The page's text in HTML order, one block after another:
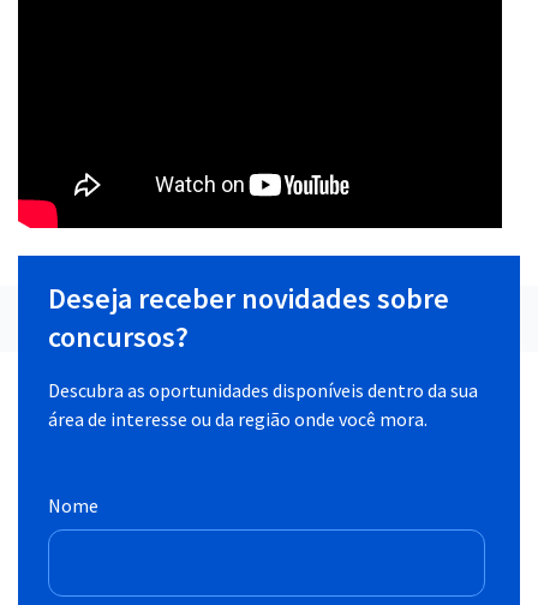
Deseja receber novidades sobre
concursos?
Descubra as oportunidades disponíveis dentro da sua
área de interesse ou da região onde você mora.
Nome